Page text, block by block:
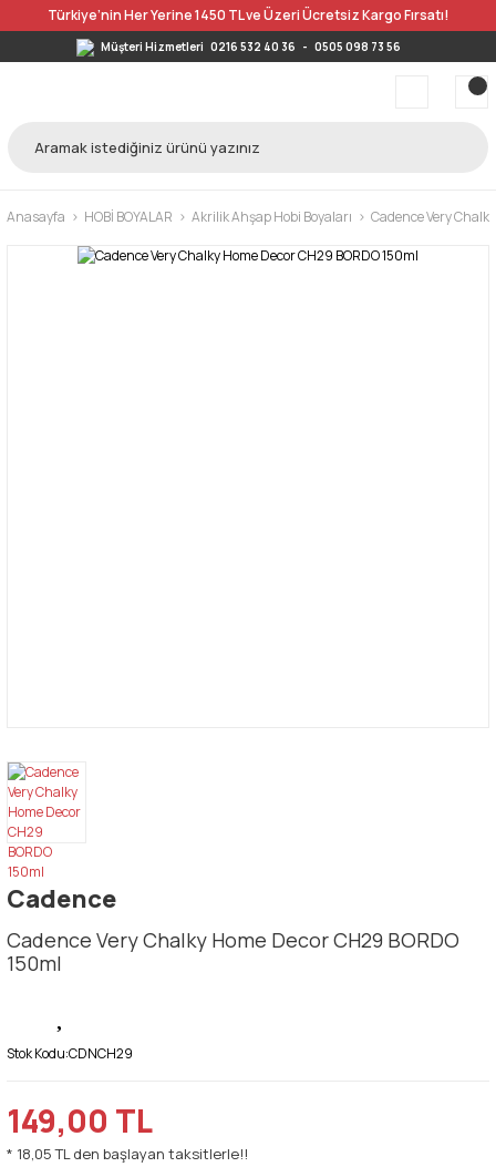
Türkiye’nin Her Yerine 1450 TL ve Üzeri Ücretsiz Kargo Fırsatı!
Müşteri Hizmetleri 0216 532 40 36 - 0505 098 73 56
Anasayfa HOBİ BOYALAR Akrilik Ahşap Hobi Boyaları Cadence Very
Cadence
Cadence Very Chalky Home Decor CH29 BORDO
150ml
Stok Kodu:CDNCH29
149,00 TL
* 18,05 TL den başlayan taksitlerle!!